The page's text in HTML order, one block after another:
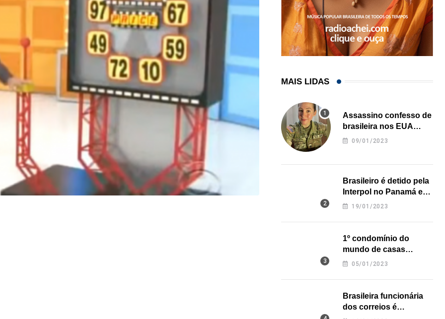
Influenciadora evangélica de Orlando (FL)
MAIS LIDAS
Assassino confesso de
brasileira nos EUA
revela onde deixou o
09/01/2023
Brasileiro é detido pela
Interpol no Panamá e
pode pegar prisão
19/01/2023
1º condomínio do
mundo de casas
impressas em 3D é
05/01/2023
Brasileira funcionária
dos correios é